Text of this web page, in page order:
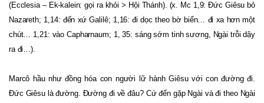
(Ecclesia – Ek-kalein: gọi ra khỏi > Hội Thánh). (x. Mc 1,9: Đức Giêsu bỏ
Nazareth; 1,14: đến xứ Galilê; 1,16: đi dọc theo bờ biển… đi xa hơn một
chút… 1,21: vào Capharnaum; 1, 35: sáng sớm tinh sương, Ngài trỗi dậy
ra đi…).
Marcô hầu như đồng hóa con người lữ hành Giêsu với con đường đi.
Đức Giêsu là đường. Đường đi về đâu? Cứ đến gặp Ngài và đi theo Ngài